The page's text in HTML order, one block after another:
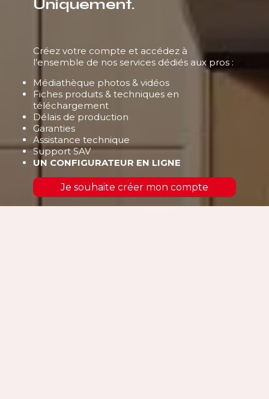
Uniquement.
Créez votre compte et accédez à
l’ensemble de nos services dédiés aux pros :
Médiathèque photos & vidéos
Fiches produits & techniques en
téléchargement
Délais de production
Garanties
Assistance technique
Support SAV
UN CONFIGURATEUR EN LIGNE
Je souhaite créer mon compte